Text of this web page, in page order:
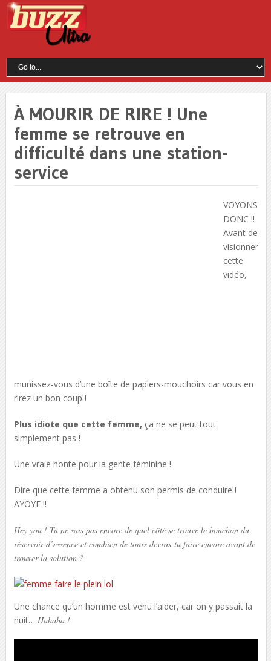
À MOURIR DE RIRE ! Une
femme se retrouve en
difficulté dans une station-
service
VOYONS
DONC !!
Avant de
visionner
cette
vidéo,
munissez-vous d’une boîte de papiers-mouchoirs car vous en
rirez un bon coup !
Plus idiote que cette femme, ça ne se peut tout
simplement pas !
Une vraie honte pour la gente féminine !
Dire que cette femme a obtenu son permis de conduire !
AYOYE !!
Hey you ! Tu ne sais pas encore de quel côté se trouve le bouchon du
réservoir d’essence et combien de tours devras-tu faire encore avant de
trouver la solution ?
Une chance qu’un homme est venu l’aider, car on y passait la
nuit… Hahaha !